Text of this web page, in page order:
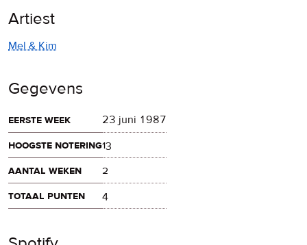
Artiest
Mel & Kim
Gegevens
eerste week
23 juni 1987
hoogste notering13
aantal weken
2
totaal punten
4